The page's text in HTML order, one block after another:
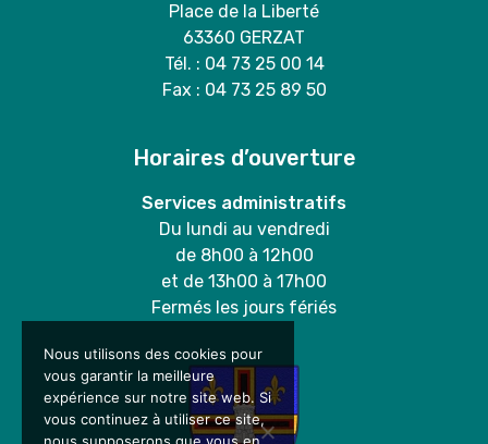
Place de la Liberté
63360 GERZAT
Tél. : 04 73 25 00 14
Fax : 04 73 25 89 50
Horaires d’ouverture
Services administratifs
Du lundi au vendredi
de 8h00 à 12h00
et de 13h00 à 17h00
Fermés les jours fériés
Nous utilisons des cookies pour
vous garantir la meilleure
expérience sur notre site web. Si
vous continuez à utiliser ce site,